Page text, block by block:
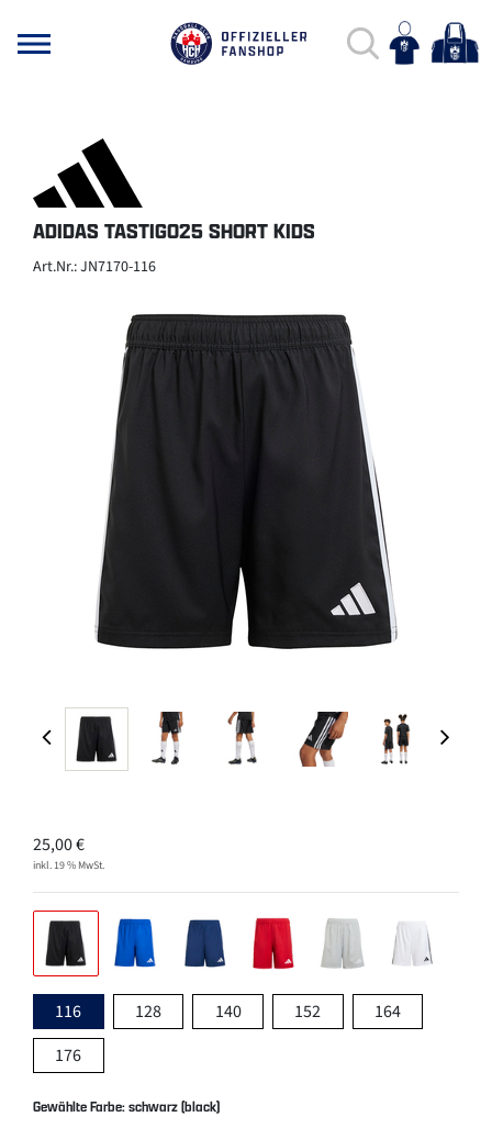
ADIDAS TASTIGO25 SHORT KIDS
Art.Nr.: JN7170-116
25,00€
inkl. 19 % MwSt.
116 128 140 152
164
176
Gewählte Farbe: schwarz (black)